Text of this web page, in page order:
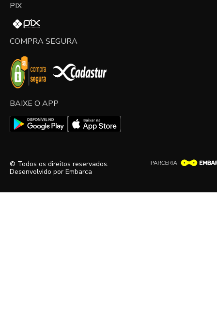
PIX
COMPRA SEGURA
BAIXE O APP
© Todos os direitos reservados.
Desenvolvido por Embarca